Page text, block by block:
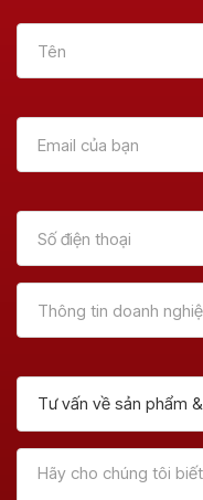
Nẵng – Uy Tín &
Tận Nơi